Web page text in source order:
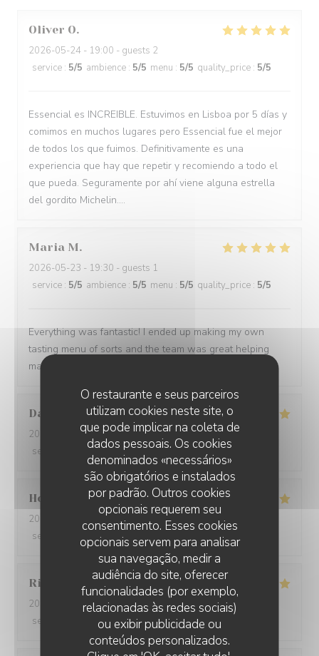
O restaurante e seus parceiros
utilizam cookies neste site, o
que pode implicar na coleta de
dados pessoais. Os cookies
denominados «necessários»
são obrigatórios e instalados
por padrão. Outros cookies
opcionais requerem seu
consentimento. Esses cookies
opcionais servem para analisar
sua navegação, medir a
audiência do site, oferecer
funcionalidades (por exemplo,
relacionadas às redes sociais)
ou exibir publicidade ou
conteúdos personalizados.
Oliver O
2026-05-24 - 19:00 - guests 2
service : 5/5 ambience : 5/5 menu : 5/5 quality_price : 5/5
Essencial es INCREIBLE. Estuvimos en Lisboa por 5 días y
comimos en muchos lugares pero Essencial fue el mejor
de todos los que fuimos. Definitivamente es una
experiencia que hay que repetir y recomiendo a todo el
que pueda. Seguramente por ahí viene alguna estrella
del gordito Michelin....
Maria M
2026-05-23 - 19:30 - guests 1
service : 5/5 ambience : 5/5 menu : 5/5 quality_price : 5/5
Everything was fantastic! I ended up making my own
tasting menu of sorts and the team was great helping
making a wine paring for each course.
David
2026-05-28- 19:15 - guests 7
service
ambience: 5/5 menu :5/5 quality_price
Ho Fung
2026-05-24
- 19:30 - guests 2
service
ambience /5 quality_price
Riccardo L
2026-05-25
- 21:45 - guests 2
service
ambience:4/5 menu:5/5 quality_price